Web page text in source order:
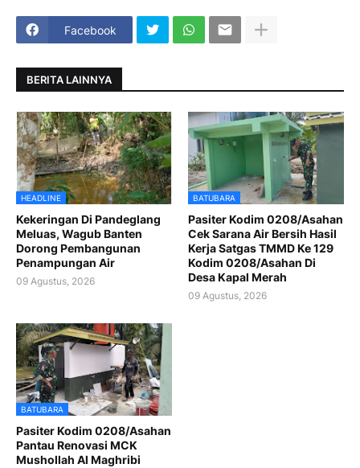
Facebook
BERITA LAINNYA
HEADLINE
Kekeringan Di Pandeglang
Meluas, Wagub Banten
Dorong Pembangunan
Penampungan Air
09 Agustus, 2026
BATUBARA
Pasiter Kodim 0208/Asahan
Cek Sarana Air Bersih Hasil
Kerja Satgas TMMD Ke 129
Kodim 0208/Asahan Di
Desa Kapal Merah
09 Agustus, 2026
BATUBARA
Pasiter Kodim 0208/Asahan
Pantau Renovasi MCK
Mushollah Al Maghribi